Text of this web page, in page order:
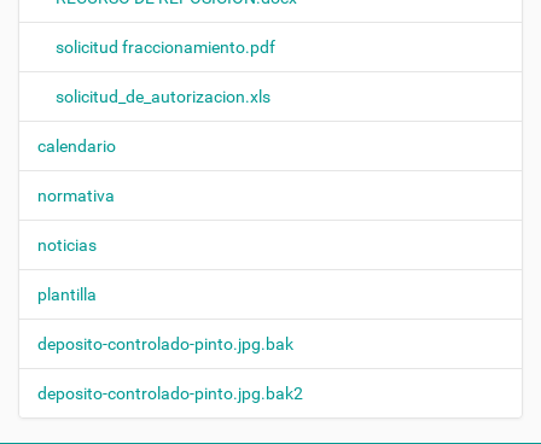
solicitud fraccionamiento.pdf
solicitud_de_autorizacion.xls
calendario
normativa
noticias
plantilla
deposito-controlado-pinto.jpg.bak
deposito-controlado-pinto.jpg.bak2